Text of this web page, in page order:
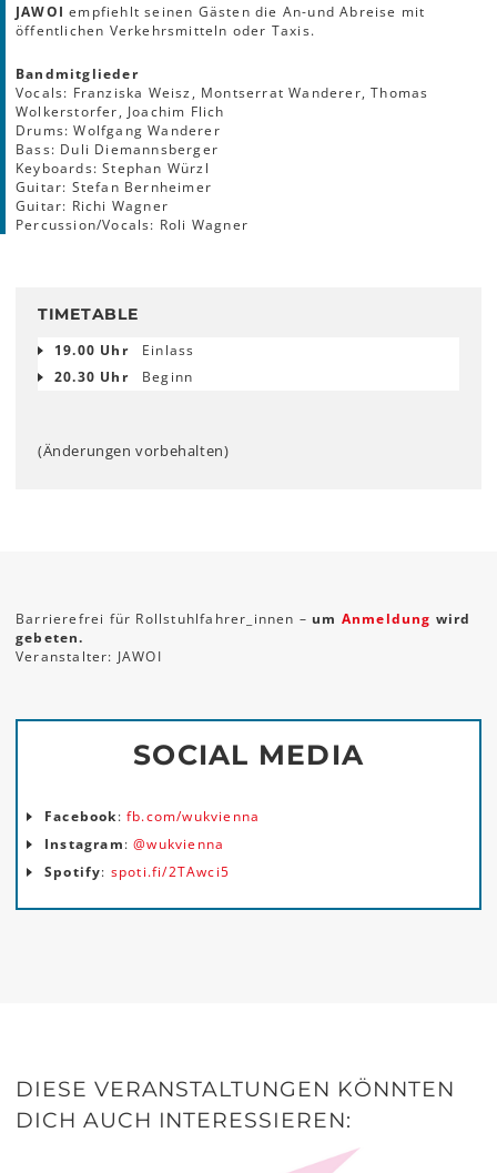
JAWOI empfiehlt seinen Gästen die An-und Abreise mit
öffentlichen Verkehrsmitteln oder Taxis.
Bandmitglieder
Vocals: Franziska Weisz, Montserrat Wanderer, Thomas
Wolkerstorfer, Joachim Flich
Drums: Wolfgang Wanderer
Bass: Duli Diemannsberger
Keyboards: Stephan Würzl
Guitar: Stefan Bernheimer
Guitar: Richi Wagner
Percussion/Vocals: Roli Wagner
TIMETABLE
19.00 Uhr
Einlass
20.30 Uhr
Beginn
(Änderungen vorbehalten)
Barrierefrei für Rollstuhlfahrer_innen – um Anmeldung wird
gebeten.
Veranstalter: JAWOI
SOCIAL MEDIA
Facebook:fb.com/wukvienna
Instagram:@wukvienna
Spotify: spoti.fi/2TAwci5
DIESE VERANSTALTUNGEN KÖNNTEN
DICH AUCH INTERESSIEREN: